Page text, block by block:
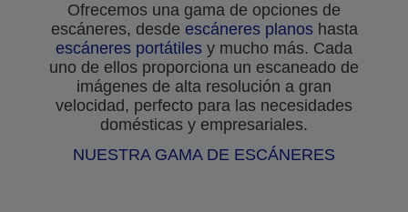
Ofrecemos una gama de opciones de
escáneres, desde escáneres planoshasta
escáneres portátiles y mucho más. Cada
uno de ellos proporciona un escaneado de
imágenes de alta resolución a gran
velocidad, perfecto para las necesidades
domésticas y empresariales.
NUESTRA GAMA DE ESCÁNERES